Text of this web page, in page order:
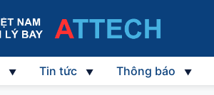
Tin tức Thông báo